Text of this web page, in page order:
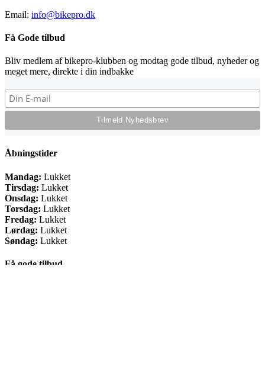
Email: info@bikepro.dk
Få Gode tilbud
Bliv medlem af bikepro-klubben og modtag gode tilbud, nyheder og
meget mere, direkte i din indbakke
Åbningstider
Mandag: Lukket
Tirsdag: Lukket
Onsdag: Lukket
Torsdag: Lukket
Fredag: Lukket
Lørdag: Lukket
Søndag: Lukket
Få gode tilbud